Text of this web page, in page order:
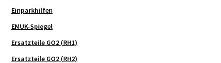
Einparkhilfen
EMUK-Spiegel
Ersatzteile GO2 (RH1)
Ersatzteile GO2 (RH2)